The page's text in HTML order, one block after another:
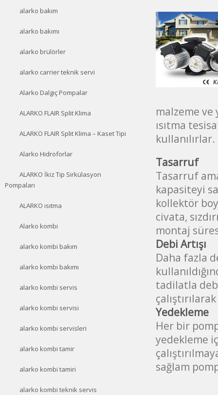
malzeme ve
ısıtma
kullanılırlar.
Tasarruf
Tasarruf
kapasiteyi
kollektör
civata,
montaj
Debi Artışı
Daha fazla
tadilatla
Yedekleme
Her bir
yedekleme
sağlam
alarko bakım
alarko bakımı
alarko brülörler
alarko carrier teknik servi
Alarko Dalgıç Pompalar
ALARKO FLAIR Split Klima
ALARKO FLAIR Split Klima – Kaset Tipi
Alarko Hidroforlar
ALARKO İkiz Tip Sirkülasyon
Pompaları
ALARKO ısıtma
Alarko kombi
alarko kombi bakım
alarko kombi bakımı
alarko kombi servis
alarko kombi servisi
alarko kombi servisleri
alarko kombi tamir
alarko kombi tamiri
alarko kombi teknik servis